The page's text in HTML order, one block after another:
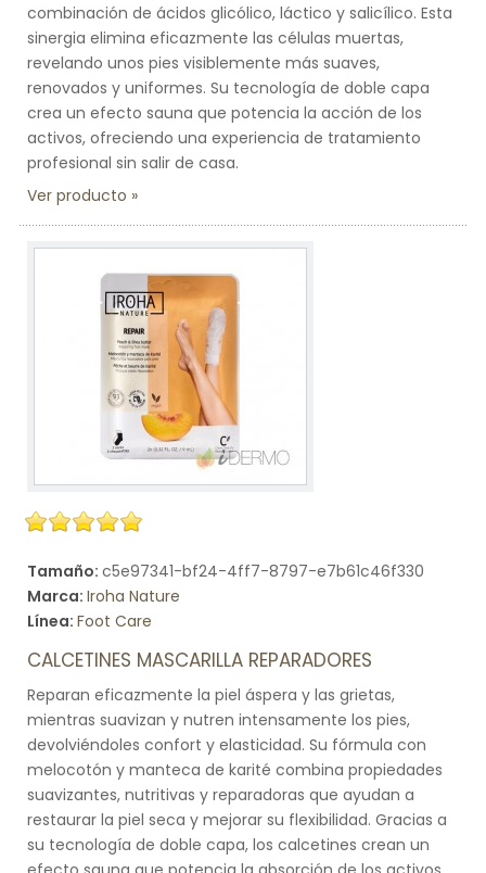
combinación de ácidos glicólico, láctico y salicílico. Esta
sinergia elimina eficazmente las células muertas,
revelando unos pies visiblemente más suaves,
renovados y uniformes. Su tecnología de doble capa
crea un efecto sauna que potencia la acción de los
activos, ofreciendo una experiencia de tratamiento
profesional sin salir de casa.
Ver producto
Tamaño: c5e97341-bf24-4ff7-8797-e7b61c46f330
Marca: Iroha Nature
Línea: Foot Care
CALCETINES MASCARILLA REPARADORES
Reparan eficazmente la piel áspera y las grietas,
mientras suavizan y nutren intensamente los pies,
devolviéndoles confort y elasticidad. Su fórmula con
melocotón y manteca de karité combina propiedades
suavizantes, nutritivas y reparadoras que ayudan a
restaurar la piel seca y mejorar su flexibilidad. Gracias a
su tecnología de doble capa, los calcetines crean un